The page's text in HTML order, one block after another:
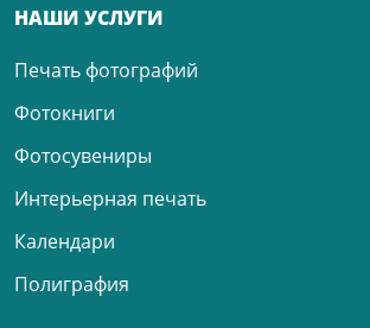
НАШИ УСЛУГИ
Печать фотографий
Фотокниги
Фотосувениры
Интерьерная печать
Календари
Полиграфия